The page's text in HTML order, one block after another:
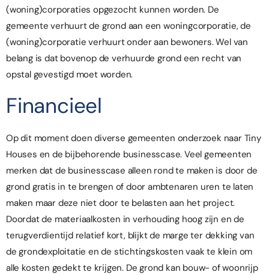
(woning)corporaties opgezocht kunnen worden. De
gemeente verhuurt de grond aan een woningcorporatie, de
(woning)corporatie verhuurt onder aan bewoners. Wel van
belang is dat bovenop de verhuurde grond een recht van
opstal gevestigd moet worden.
Financieel
Op dit moment doen diverse gemeenten onderzoek naar Tiny
Houses en de bijbehorende businesscase. Veel gemeenten
merken dat de businesscase alleen rond te maken is door de
grond gratis in te brengen of door ambtenaren uren te laten
maken maar deze niet door te belasten aan het project.
Doordat de materiaalkosten in verhouding hoog zijn en de
terugverdientijd relatief kort, blijkt de marge ter dekking van
de grondexploitatie en de stichtingskosten vaak te klein om
alle kosten gedekt te krijgen. De grond kan bouw- of woonrijp